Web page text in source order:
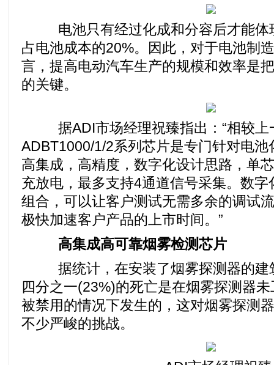
电池只有经过化成和分容后才能体
占电池成本的20%。因此，对于电池制
言，提高电动汽车生产的规模和效率是
的关键。
据ADI市场经理祝臻指出：“相较上
ADBT1000/1/2系列芯片是专门针对电
高集成，高精度，数字化设计思路，单
充放电，最多支持4通道信号采集。数
组合，可以让客户测试无需多余的调试
极快加速客户产品的上市时间。”
高集成高可靠烟雾检测芯片
据统计，在安装了烟雾探测器的建
四分之一(23%)的死亡是在烟雾探测器
被禁用的情况下发生的，这对烟雾探测
不少严峻的挑战。